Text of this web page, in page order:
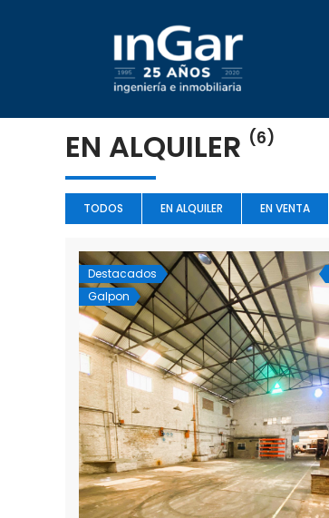
EN ALQUILER (6)
TODOS EN ALQUILER EN VENTA
Destacados
Galpon